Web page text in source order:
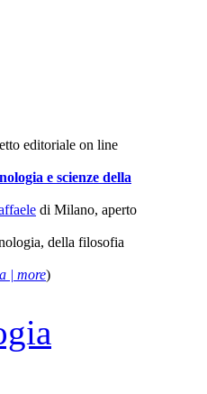
editoriale on line
e scienze della
di Milano, aperto
della filosofia
| more)